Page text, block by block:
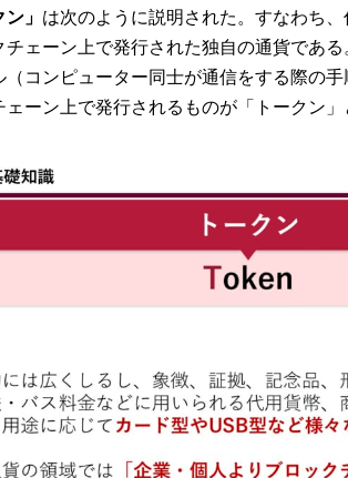
」 は次のように説明された。すなわち
チェーン上で発行された独自の通貨であ
コンピューター同士が通信をする際の手
ーン上で発行されるものが「トークン」